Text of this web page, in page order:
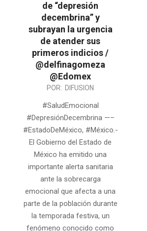
de “depresión
decembrina” y
subrayan la urgencia
de atender sus
primeros indicios /
@delfinagomeza
@Edomex
POR: DIFUSION
#SaludEmocional
#DepresiónDecembrina —–
#EstadoDeMéxico, #México.-
El Gobierno del Estado de
México ha emitido una
importante alerta sanitaria
ante la sobrecarga
emocional que afecta a una
parte de la población durante
la temporada festiva, un
fenómeno conocido como